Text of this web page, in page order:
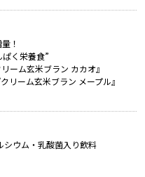
！
く栄養食”
ーム玄米ブラン カカオ』
リーム玄米ブラン メープル』
シウム・乳酸菌入り飲料